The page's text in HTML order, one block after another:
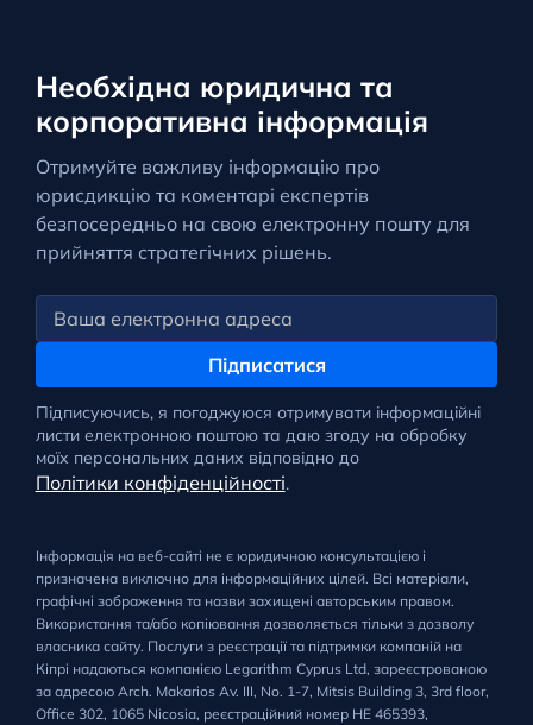
Необхідна юридична та
корпоративна інформація
Отримуйте важливу інформацію про
юрисдикцію та коментарі експертів
безпосередньо на свою електронну пошту для
прийняття стратегічних рішень.
Підписатися
Підписуючись, я погоджуюся отримувати інформаційні
листи електронною поштою та даю згоду на обробку
моїх персональних даних відповідно до
Політики конфіденційності.
Інформація на веб-сайті не є юридичною консультацією і
призначена виключно для інформаційних цілей. Всі матеріали,
графічні зображення та назви захищені авторським правом.
Використання та/або копіювання дозволяється тільки з дозволу
власника сайту. Послуги з реєстрації та підтримки компаній на
Кіпрі надаються компанією Legarithm Cyprus Ltd, зареєстрованою
за адресою Arch. Makarios Av. III, No. 1-7, Mitsis Building 3, 3rd floor,
Office 302, 1065 Nicosia, реєстраційний номер HE 465393,